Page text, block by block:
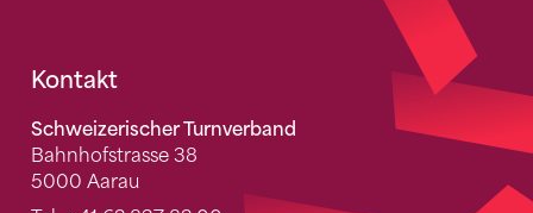
Fusszeile
Kontakt
Schweizerischer Turnverband
Bahnhofstrasse 38
5000 Aarau